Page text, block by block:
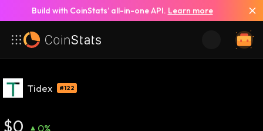
Build with CoinStats’ all-in-one API. Learn more
Tidex #122
$0
0%